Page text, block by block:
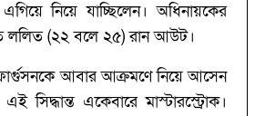
নিয়ে যাচ্ছিলেন। অধিনায়কের
ললিত (‌২২ বলে ২৫)‌ রান আউট।
আবার আক্রমণে নিয়ে আসেন
এই সিদ্ধান্ত একেবারে মাস্টারস্ট্রোক।